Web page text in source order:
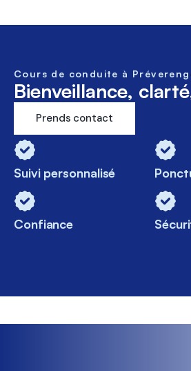
Cours de conduite à
Bienveillance,
Prends contact
Suivi personnalisé
Confiance